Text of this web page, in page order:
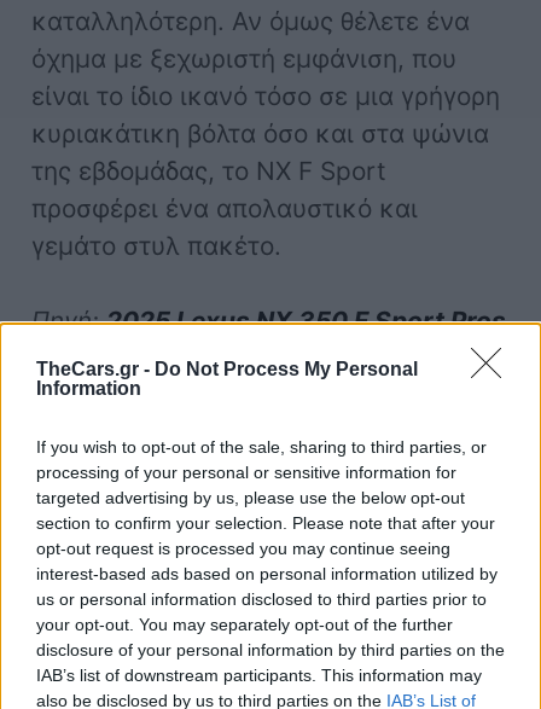
TheCars.gr - Do Not Process My Personal
Information
If you wish to opt-out of the sale, sharing to third parties, or
processing of your personal or sensitive information for
targeted advertising by us, please use the below opt-out
section to confirm your selection. Please note that after your
opt-out request is processed you may continue seeing
interest-based ads based on personal information utilized by
us or personal information disclosed to third parties prior to
your opt-out. You may separately opt-out of the further
disclosure of your personal information by third parties on the
IAB’s list of downstream participants. This information may
also be disclosed by us to third parties on the IAB’s List of
καταλληλότερη. Αν όμως θέλετε ένα
όχημα με ξεχωριστή εμφάνιση, που
είναι το ίδιο ικανό τόσο σε μια γρήγορη
κυριακάτικη βόλτα όσο και στα ψώνια
της εβδομάδας, το NX F Sport
προσφέρει ένα απολαυστικό και
γεμάτο στυλ πακέτο.
Πηγή:2025 Lexus NX 350 F Sport Pros
and Cons Review: Unexpectedly
Engaging
Ήξερες ότι...
Ένα μονοθέσιο της Formula πιάνει τα 0-
100 σε 2.6 δευτερόλεπτα!
Πηγή:https://www.thedrive.com/car-
reviews/2025-lexus-nx-350-f-sport-